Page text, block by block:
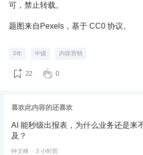
可，禁止转载。
题图来自Pexels，基于 CC0 协议。
3年 中级 内容营销
22 0
喜欢此内容的还喜欢
AI 能秒级出报表，为什么业务还是来
及？
钟文峰 3 小时前